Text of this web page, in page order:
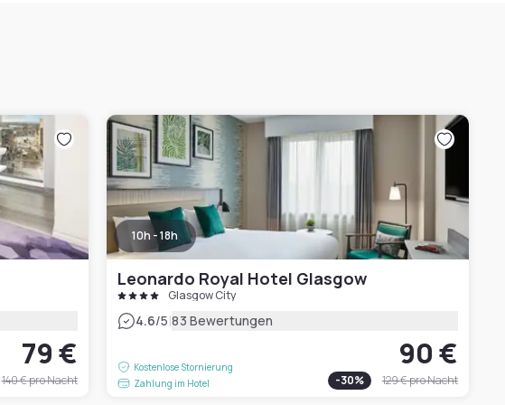
79 €
140 €pro Nacht
10h - 18h
Leonardo Royal Hotel Glasgow
Glasgow City
4.6/5|83 Bewertungen
Kostenlose Stornierung
Zahlung im Hotel
90 €
-30% 129 €pro Nacht